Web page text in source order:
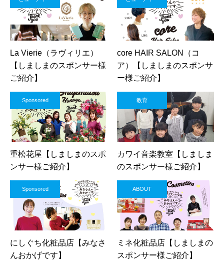
La Vierie（ラヴィリエ）
【しましまのスポンサー様
ご紹介】
core HAIR SALON（コ
ア）【しましまのスポンサ
ー様ご紹介】
Sponsored
重松花屋【しましまのスポ
ンサー様ご紹介】
教育
カワイ音楽教室【しましま
のスポンサー様ご紹介】
Sponsored
にしぐち化粧品店【みなさ
んおかげです】
ABOUT
ミネ化粧品店【しましまの
スポンサー様ご紹介】